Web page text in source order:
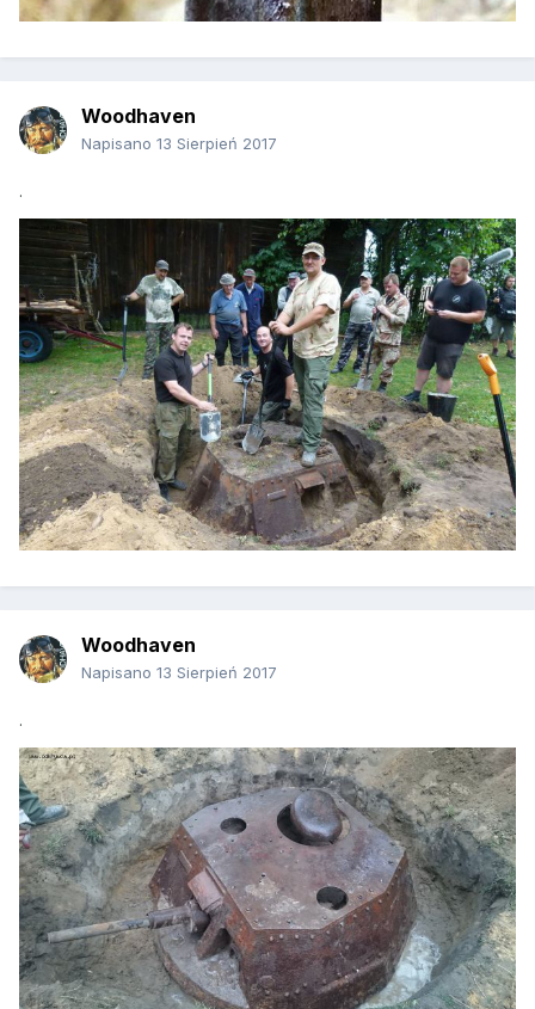
Woodhaven
Napisano 13 Sierpień 2017
.
Woodhaven
Napisano 13 Sierpień 2017
.